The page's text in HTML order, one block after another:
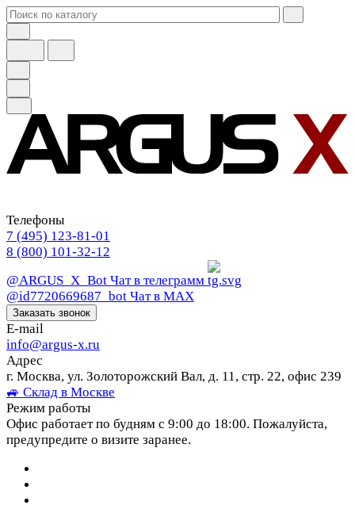
Телефоны
7 (495) 123-81-01
8 (800) 101-32-12
@ARGUS_X_Bot Чат в телеграмм
@id7720669687_bot Чат в МАХ
Заказать звонок
E-mail
info@argus-x.ru
Адрес
г. Москва, ул. Золоторожский Вал, д. 11, стр. 22, офис 239
🚙 Склад в Москве
Режим работы
Офис работает по будням с 9:00 до 18:00. Пожалуйста,
предупредите о визите заранее.